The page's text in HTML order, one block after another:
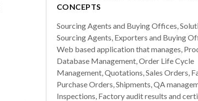
CONCEPTS
Sourcing Agents and Buying Offices,
Sourcing Agents, Exporters and Buying
Web based application that manages,
Database Management, Order Life Cycle
Management, Quotations, Sales Orders,
Purchase Orders, Shipments, QA
Inspections, Factory audit results and